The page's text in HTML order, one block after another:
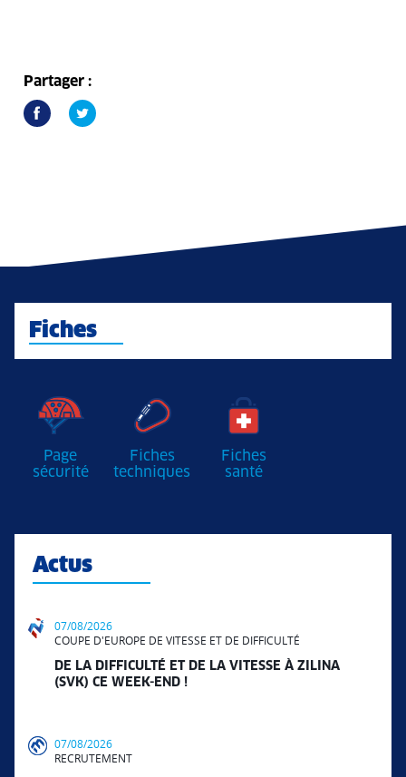
Partager :
Fiches
Page
sécurité
Fiches
techniques
Fiches
santé
Actus
07/08/2026
COUPE D'EUROPE DE VITESSE ET DE DIFFICULTÉ
DE LA DIFFICULTÉ ET DE LA VITESSE À ZILINA
(SVK) CE WEEK-END !
07/08/2026
RECRUTEMENT